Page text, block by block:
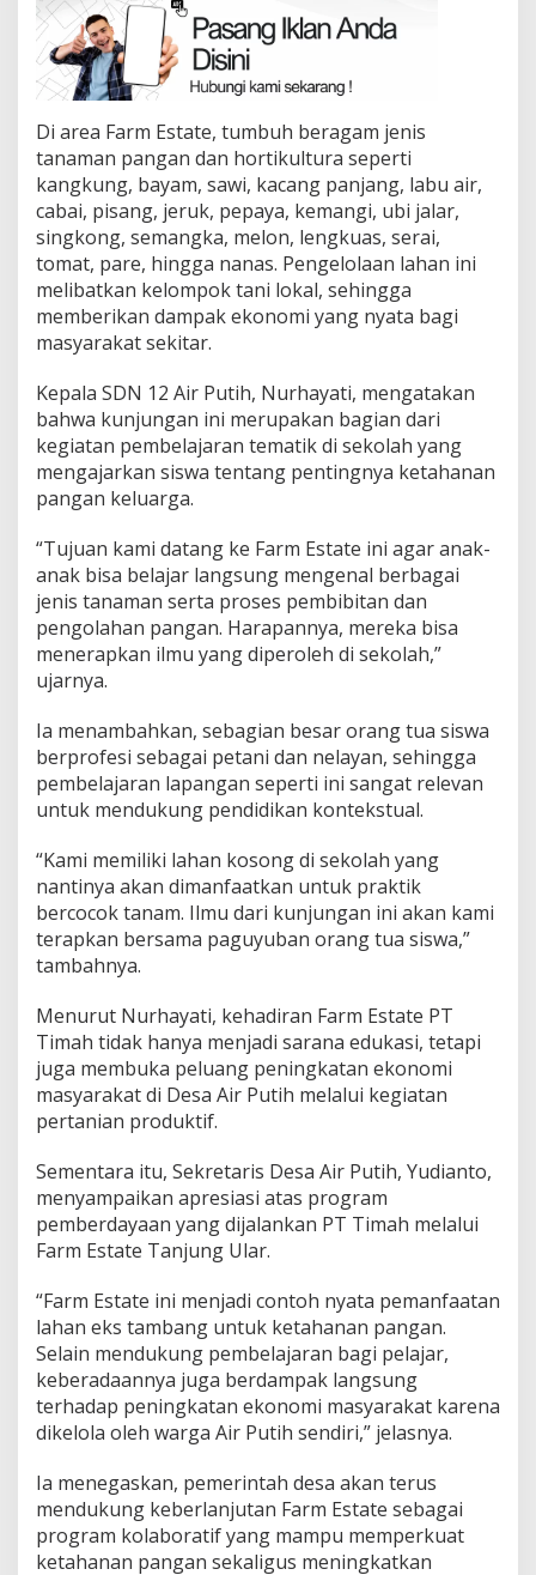
Di area Farm Estate, tumbuh beragam jenis
tanaman pangan dan hortikultura seperti
kangkung, bayam, sawi, kacang panjang, labu air,
cabai, pisang, jeruk, pepaya, kemangi, ubi jalar,
singkong, semangka, melon, lengkuas, serai,
tomat, pare, hingga nanas. Pengelolaan lahan ini
melibatkan kelompok tani lokal, sehingga
memberikan dampak ekonomi yang nyata bagi
masyarakat sekitar.
Kepala SDN 12 Air Putih, Nurhayati, mengatakan
bahwa kunjungan ini merupakan bagian dari
kegiatan pembelajaran tematik di sekolah yang
mengajarkan siswa tentang pentingnya ketahanan
pangan keluarga.
“Tujuan kami datang ke Farm Estate ini agar anak-
anak bisa belajar langsung mengenal berbagai
jenis tanaman serta proses pembibitan dan
pengolahan pangan. Harapannya, mereka bisa
menerapkan ilmu yang diperoleh di sekolah,”
ujarnya.
Ia menambahkan, sebagian besar orang tua siswa
berprofesi sebagai petani dan nelayan, sehingga
pembelajaran lapangan seperti ini sangat relevan
untuk mendukung pendidikan kontekstual.
“Kami memiliki lahan kosong di sekolah yang
nantinya akan dimanfaatkan untuk praktik
bercocok tanam. Ilmu dari kunjungan ini akan kami
terapkan bersama paguyuban orang tua siswa,”
tambahnya.
Menurut Nurhayati, kehadiran Farm Estate PT
Timah tidak hanya menjadi sarana edukasi, tetapi
juga membuka peluang peningkatan ekonomi
masyarakat di Desa Air Putih melalui kegiatan
pertanian produktif.
Sementara itu, Sekretaris Desa Air Putih, Yudianto,
menyampaikan apresiasi atas program
pemberdayaan yang dijalankan PT Timah melalui
Farm Estate Tanjung Ular.
“Farm Estate ini menjadi contoh nyata pemanfaatan
lahan eks tambang untuk ketahanan pangan.
Selain mendukung pembelajaran bagi pelajar,
keberadaannya juga berdampak langsung
terhadap peningkatan ekonomi masyarakat karena
dikelola oleh warga Air Putih sendiri,” jelasnya.
Ia menegaskan, pemerintah desa akan terus
mendukung keberlanjutan Farm Estate sebagai
program kolaboratif yang mampu memperkuat
ketahanan pangan sekaligus meningkatkan